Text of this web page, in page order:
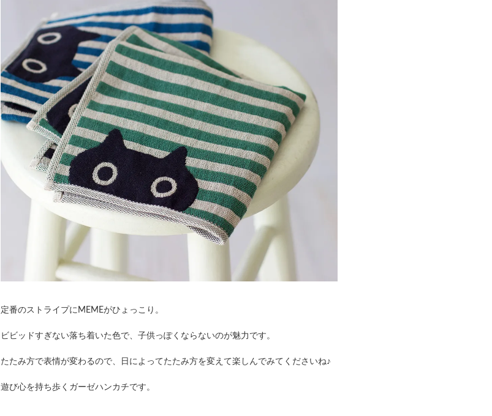
定番のストライプにMEMEがひょっこり。
ビビッドすぎない落ち着いた色で、子供っぽくならないのが魅力です。
たたみ方で表情が変わるので、日によってたたみ方を変えて楽しんでみてくださいね♪
遊び心を持ち歩くガーゼハンカチです。